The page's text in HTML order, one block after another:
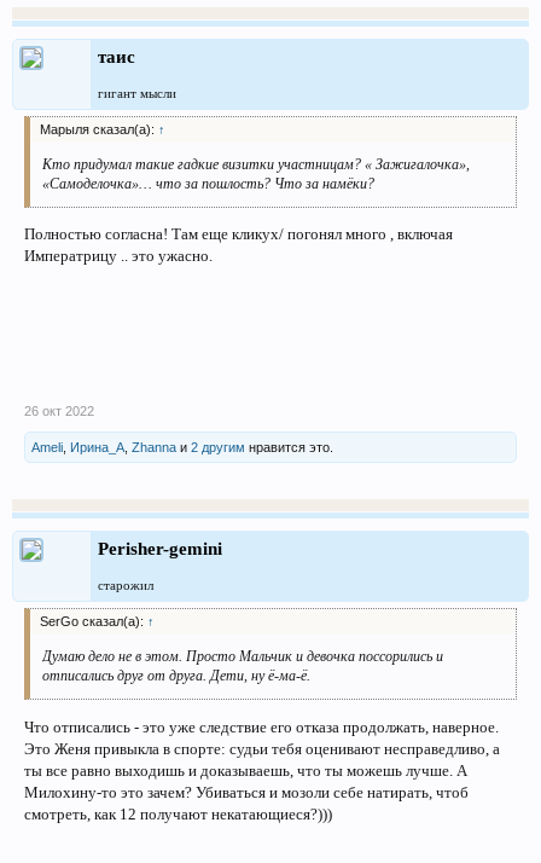
таис
гигант мысли
Марыля сказал(а): ↑
Кто придумал такие гадкие визитки участницам? « Зажигалочка»,
«Самоделочка»… что за пошлость? Что за намёки?
Полностью согласна! Там еще кликух/ погонял много , включая
Императрицу .. это ужасно.
26 окт 2022
Ameli Ирина_А Zhanna и 2 другим нравится это.
Perisher-gemini
старожил
SerGo сказал(а): ↑
Думаю дело не в этом. Просто Мальчик и девочка поссорились и
отписались друг от друга. Дети, ну ё-ма-ё.
Что отписались - это уже следствие его отказа продолжать, наверное.
Это Женя привыкла в спорте: судьи тебя оценивают несправедливо, а
ты все равно выходишь и доказываешь, что ты можешь лучше. А
Милохину-то это зачем? Убиваться и мозоли себе натирать, чтоб
смотреть, как 12 получают некатающиеся?)))